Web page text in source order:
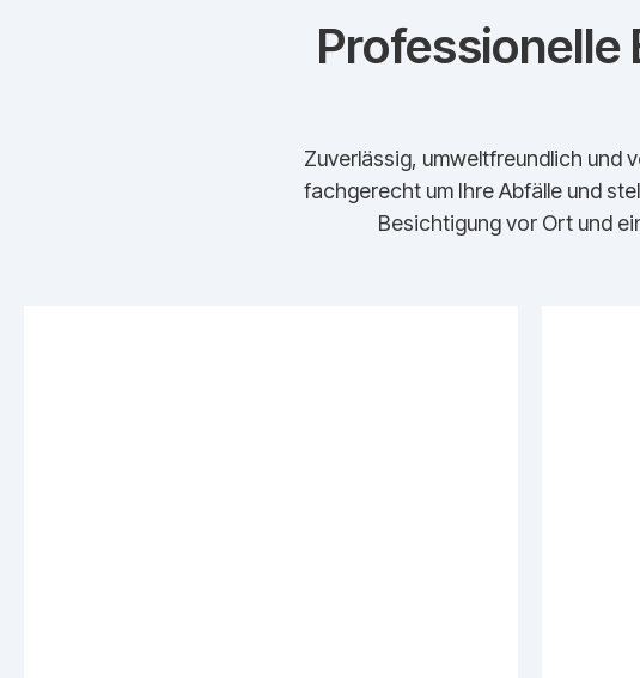
Zuverlässig, umweltfreundlich und
fachgerecht um Ihre Abfälle und
Besichtigung vor Ort und